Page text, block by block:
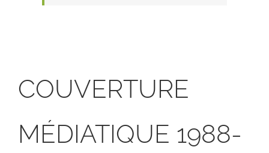
COUVERTURE
MÉDIATIQUE 1988-